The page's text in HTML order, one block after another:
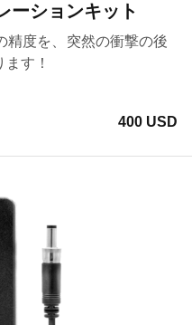
ーションキット
精度を、突然の衝撃の後
す！
400 USD